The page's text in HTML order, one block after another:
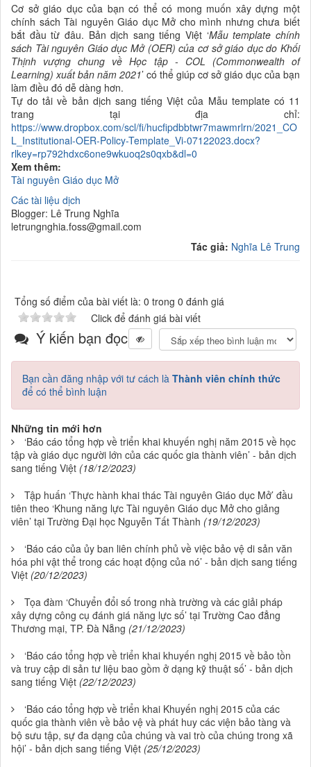
Cơ sở giáo dục của bạn có thể có mong muốn xây dựng một
chính sáchTài nguyên Giáo dục Mở cho mình nhưng chưa biết
bắt đầu từ đâu. Bản dịch sang tiếng Việt ‘Mẫu template chính
sách Tài nguyên Giáo dục Mở (OER) của cơ sở giáo dục do Khối
Thịnh vượng chung về Học tập - COL (Commonwealth of
Learning) xuất bản năm 2021’ có thể giúp cơ sở giáo dục của bạn
làm điều đó dễ dàng hơn.
Tự do tải về bản dịch sang tiếng Việt của Mẫu template có 11
trang tại địa chỉ:
https://www.dropbox.com/scl/fi/hucfipdbbtwr7mawmrlrn/2021_CO
L_Institutional-OER-Policy-Template_Vi-07122023.docx?
rlkey=rp792hdxc6one9wkuoq2s0qxb&dl=0
Xem thêm:
Tài nguyên Giáo dục Mở
Các tài liệu dịch
Blogger: Lê Trung Nghĩa
letrungnghia.foss@gmail.com
Tác giả: Nghĩa Lê Trung
Tổng số điểm của bài viết là: 0 trong 0 đánh giá
Click để đánh giá bài viết
Ý kiến bạn đọc
Bạn cần đăng nhập với tư cách là Thành viên chính thức
để có thể bình luận
Những tin mới hơn
‘Báo cáo tổng hợp về triển khai khuyến nghị năm 2015 về học
tập và giáo dục người lớn của các quốc gia thành viên’ - bản dịch
sang tiếng Việt (18/12/2023)
Tập huấn ‘Thực hành khai thác Tài nguyên Giáo dục Mở’ đầu
tiên theo ‘Khung năng lực Tài nguyên Giáo dục Mở cho giảng
viên’ tại Trường Đại học Nguyễn Tất Thành (19/12/2023)
‘Báo cáo của ủy ban liên chính phủ về việc bảo vệ di sản văn
hóa phi vật thể trong các hoạt động của nó’ - bản dịch sang tiếng
Việt (20/12/2023)
Tọa đàm ‘Chuyển đổi số trong nhà trường và các giải pháp
xây dựng công cụ đánh giá năng lực số’ tại Trường Cao đẳng
Thương mại, TP. Đà Nẵng (21/12/2023)
‘Báo cáo tổng hợp về triển khai khuyến nghị 2015 về bảo tồn
và truy cập di sản tư liệu bao gồm ở dạng kỹ thuật số’ - bản dịch
sang tiếng Việt (22/12/2023)
‘Báo cáo tổng hợp về triển khai Khuyến nghị 2015 của các
quốc gia thành viên về bảo vệ và phát huy các viện bảo tàng và
bộ sưu tập, sự đa dạng của chúng và vai trò của chúng trong xã
hội’ - bản dịch sang tiếng Việt (25/12/2023)